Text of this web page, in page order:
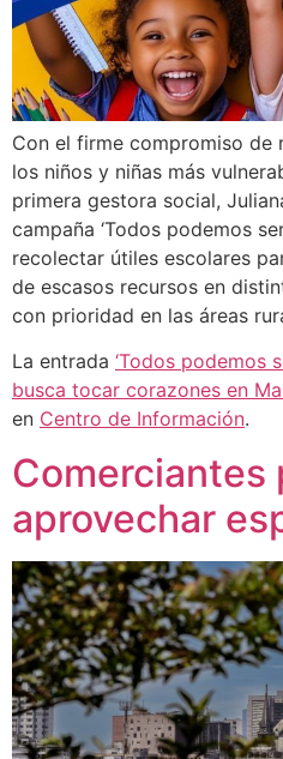
Con el firme compromiso de
los niños y niñas más
primera gestora social,
campaña ‘Todos podemos
recolectar útiles escolares
de escasos recursos en
con prioridad en las áreas
La entrada ‘Todos podemos
busca tocar corazones en
en Centro de Información.
Comerciantes
aprovechar